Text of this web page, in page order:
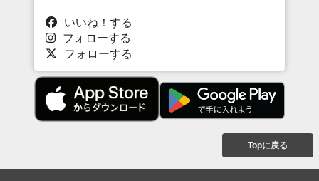
いいね！する
フォローする
フォローする
Topに戻る